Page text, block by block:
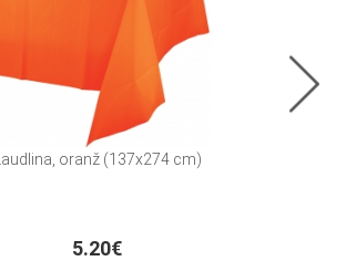
Laudlina, oranž (137x274 cm)
5.20€